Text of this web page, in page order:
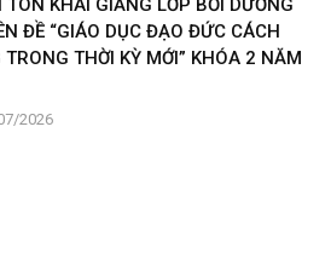
TÔN KHAI GIẢNG LỚP BỒI DƯỠNG
ĐỀ “GIÁO DỤC ĐẠO ĐỨC CÁCH
TRONG THỜI KỲ MỚI” KHÓA 2 NĂM
2026